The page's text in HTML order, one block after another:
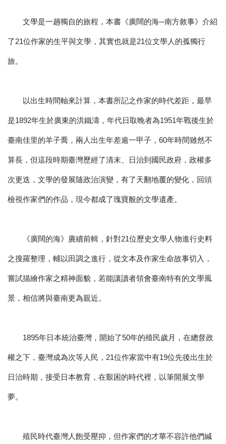
文學是一趟獨自的旅程，本書《廣闊的海─南方敘事》介紹
了21位作家的生平與文學，其實也就是21位文學人的孤獨行
旅。
以出生時間軸來計算，本書所記之作家的時代差距，最早
是1892年生於廣東的洪鐵濤，年代日取晚者為1951年戰後生於
臺南佳里的羊子喬，兩人出生年差逾一甲子，60年時間雖然不
算長，但這段時期臺灣歷經了清末、日治到國民政府，政權多
次更迭，文學的發展隨政治演變，有了天翻地覆的變化，回頭
檢視作家們的作品，現今都成了瑰寶般的文學遺產。
《廣闊的海》賡續前輯，針對21位歷史文學人物進行史料
之搜羅整理，輔以田調之進行，從文本及作家生命故事切入，
嘗試描繪作家之精神面貌，若能讓讀者領會臺南特有的文學風
景，相信將與臺南更為親近。
1895年日本統治臺灣，開始了50年的殖民歲月，在總督政
權之下，臺灣成為次等人民，21位作家當中有19位先後出生於
日治時期，接受日本教育，在艱困的時代裡，以筆開展文學
夢。
殖民時代臺灣人飽受壓抑，但作家們的才華不容許他們緘